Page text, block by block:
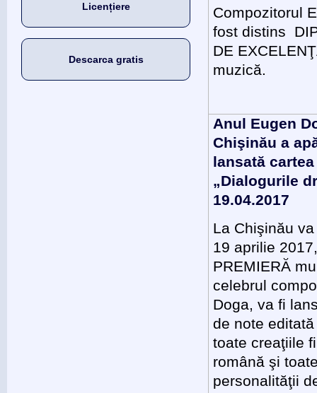
Licențiere
Descarca gratis
Compozitorul
fost distins
DE
muzică.
Anul Eugen
Chişinău a
lansată
„Dialogurile
19.04.2017
La Chişinău
19 aprilie
PREMIERĂ
celebrul
Doga, va fi
de note
toate creaţiile
română şi
personalităţii